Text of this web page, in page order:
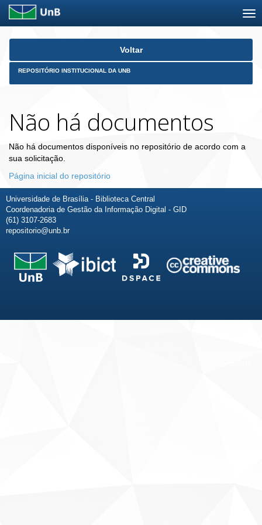
Skip
Voltar
REPOSITÓRIO INSTITUCIONAL DA UNB
Não há documentos
Não há documentos disponíveis no repositório de acordo com a
sua solicitação.
Página inicial do repositório
Universidade de Brasília - Biblioteca Central
Coordenadoria de Gestão da Informação Digital - GID
(61) 3107-2683
repositorio@unb.br